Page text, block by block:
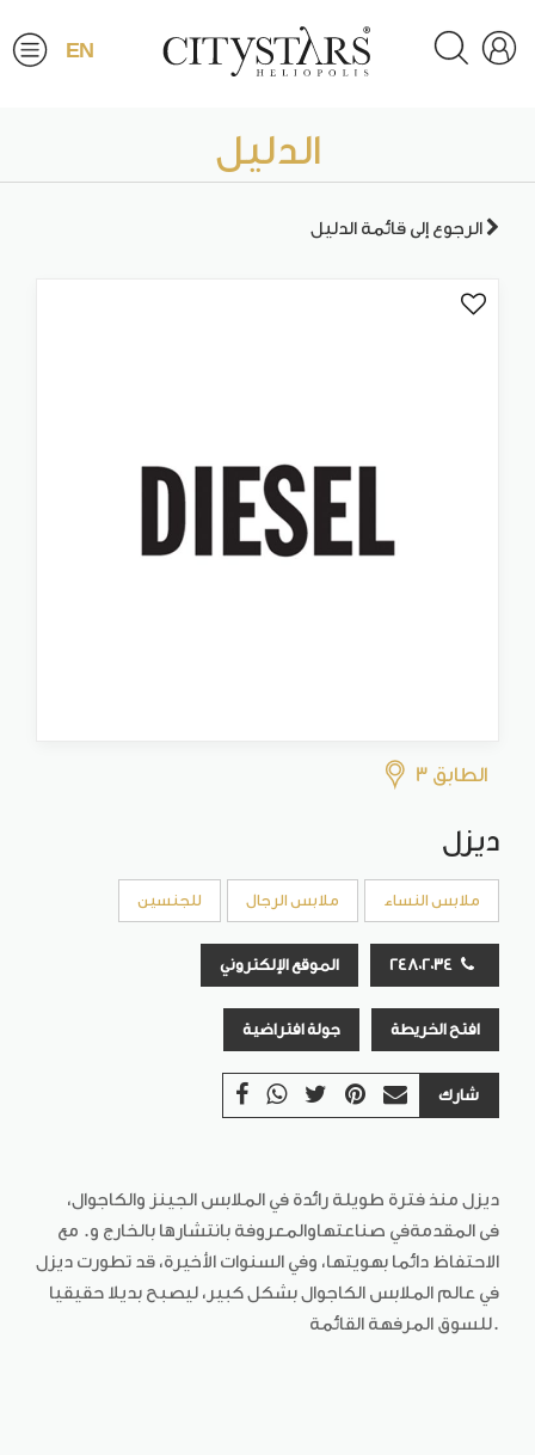
EN
الدليل
الرجوع إلى قائمة الدليل
الطابق 3
ديزل
ملابس النساء ملابس الرجال للجنسين
الموقع الإلكتروني
افتح الخريطة جولة افتراضية
شارك
ديزل منذ فترة طويلة رائدة في الملابس الجينز والكاجوال،
والمعروفة بانتشارها بالخارج و
فى المقدمةفي صناعتها
. مع
الاحتفاظ دائما بهويتها، وفي السنوات الأخيرة، قد تطورت ديزل
في عالم الملابس الكاجوال بشكل كبير، ليصبح بديلا حقيقيا
للسوق المرفهة القائمة.